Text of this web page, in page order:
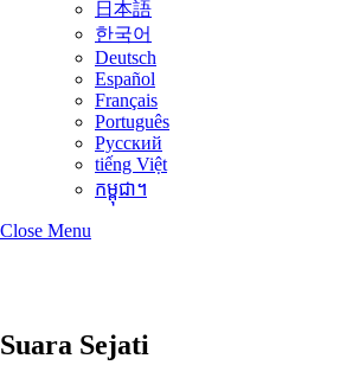
日本語
한국어
Deutsch
Español
Français
Português
Русский
tiếng Việt
កម្ពុជា។
Close Menu
Suara Sejati